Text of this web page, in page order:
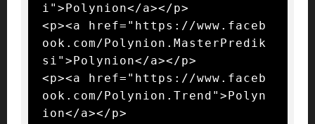
i">Polynion</a></p>
<p><a href="https://www.faceb
ook.com/Polynion.MasterPredik
si">Polynion</a></p>
<p><a href="https://www.faceb
ook.com/Polynion.Trend">Polyn
ion</a></p>